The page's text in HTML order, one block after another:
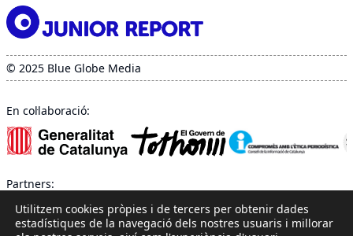
© 2025 Blue Globe Media
En col·laboració:
Partners:
Utilitzem cookies pròpies i de tercers per obtenir dades
estadístiques de la navegació dels nostres usuaris i millorar